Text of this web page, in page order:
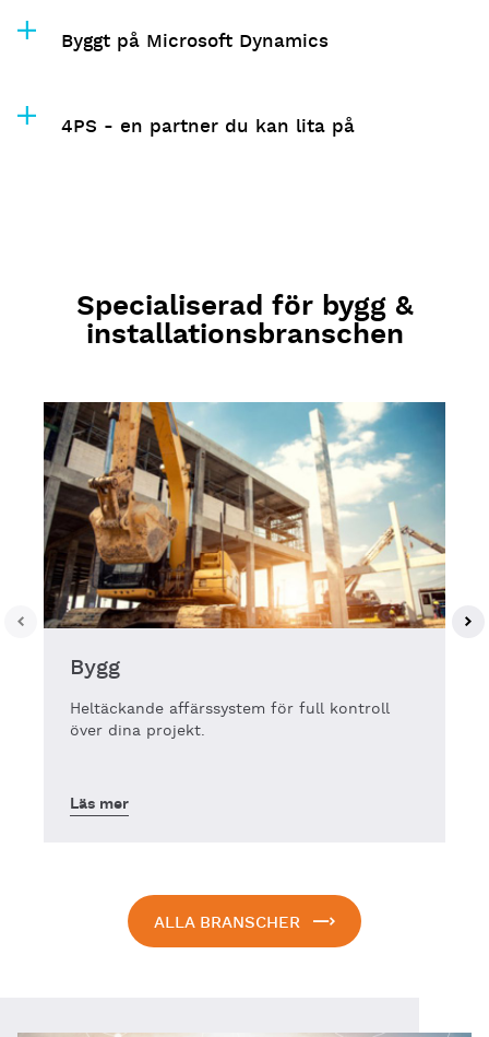
Byggt på Microsoft Dynamics
4PS - en partner du kan lita på
Specialiserad för bygg &
installationsbranschen
Bygg
Heltäckande affärssystem för full kontroll
över dina projekt.
Läs mer
ALLA BRANSCHER